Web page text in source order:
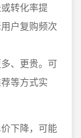
转化率提
户复购频次
、更贵。可
等方式实
下降，可能